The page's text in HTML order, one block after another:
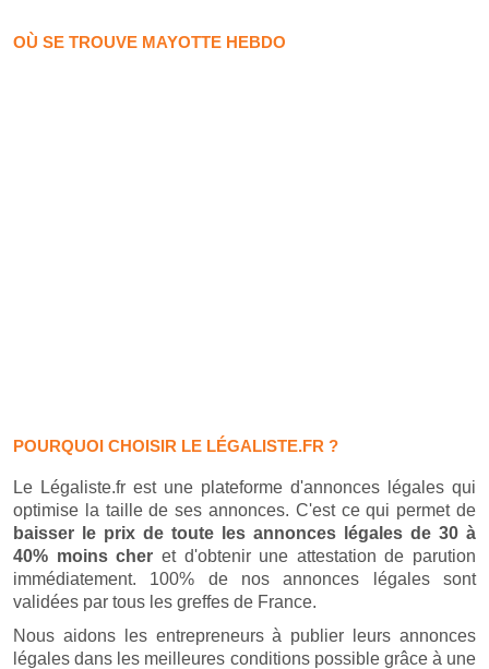
OÙ SE TROUVE MAYOTTE HEBDO
POURQUOI CHOISIR LE LÉGALISTE.FR ?
Le Légaliste.fr est une plateforme d'annonces légales qui
optimise la taille de ses annonces. C'est ce qui permet de
baisser le prix de toute les annonces légales de 30 à
40% moins cher et d'obtenir une attestation de parution
immédiatement. 100% de nos annonces légales sont
validées par tous les greffes de France.
Nous aidons les entrepreneurs à publier leurs annonces
légales dans les meilleures conditions possible grâce à une